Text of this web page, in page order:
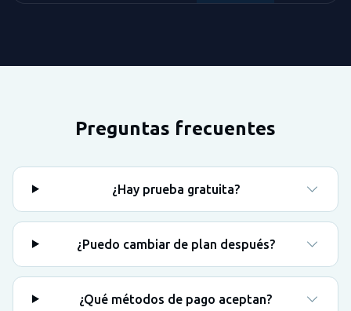
Preguntas frecuentes
¿Hay prueba gratuita?
¿Puedo cambiar de plan después?
¿Qué métodos de pago aceptan?